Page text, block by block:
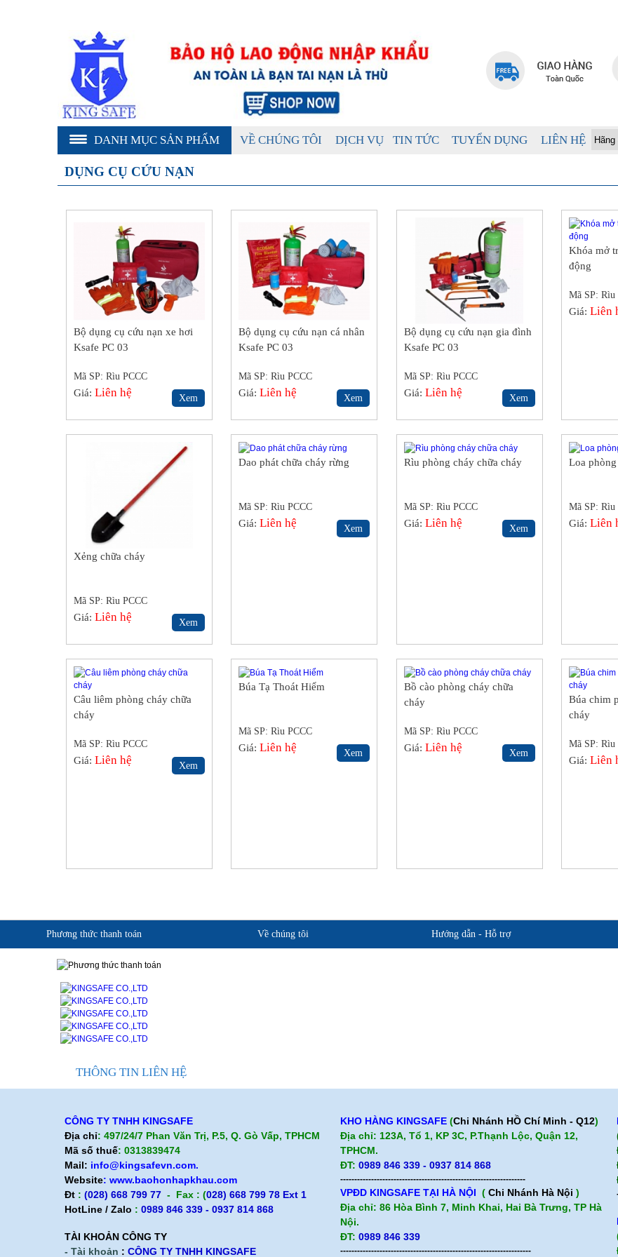
DANH MỤC SẢN PHẨM VỀ CHÚNG TÔI DỊCH VỤ TIN TỨC TUYỂN DỤNG LIÊN HỆ
DỤNG CỤ CỨU NẠN
Bộ dụng cụ cứu nạn xe hơi
Ksafe PC 03
Mã SP: Rìu PCCC
Giá: Liên hệ Xem
Bộ dụng cụ cứu nạn cá nhân
Ksafe PC 03
Mã SP: Rìu PCCC
Giá:Liên hệ Xem
Bộ dụng cụ cứu nạn gia đình
Ksafe PC 03
Mã SP: Rìu PCCC
Giá: Liên hệ Xem
Khóa mở
động
Mã SP: Rìu
Giá:Liên
Xẻng chữa cháy
Mã SP: Rìu PCCC
Giá: Liên hệ Xem
Dao phát chữa cháy rừng
Mã SP: Rìu PCCC
Giá:Liên hệ Xem
Rìu phòng cháy chữa cháy
Mã SP: Rìu PCCC
Giá: Liên hệ Xem
Loa
Mã SP: Rìu
Giá:Liên
Câu liêm phòng cháy chữa
cháy
Mã SP: Rìu PCCC
Giá: Liên hệ Xem
Búa Tạ Thoát Hiểm
Mã SP: Rìu PCCC
Giá:Liên hệ Xem
Bồ cào phòng cháy chữa
cháy
Mã SP: Rìu PCCC
Giá: Liên hệ Xem
Búa chim
cháy
Mã SP: Rìu
Giá:Liên
Phương thức thanh toán Về chúng tôi Hướng dẫn - Hỗ trợ
THÔNG TIN LIÊN HỆ
CÔNG TY TNHH KINGSAFE
Địa chỉ: 497/24/7 Phan Văn Trị, P.5, Q. Gò Vấp, TPHCM
Mã số thuế: 0313839474
Mail: info@kingsafevn.com.
Website: www.baohonhapkhau.com
Đt : (028) 668 799 77 - Fax : (028) 668 799 78 Ext 1
HotLine / Zalo : 0989 846 339 - 0937 814 868
TÀI KHOẢN CÔNG TY
- Tài khoản : CÔNG TY TNHH KINGSAFE
KHO HÀNG KINGSAFE(Chi Nhánh HỒ Chí Minh - Q12)
Địa chỉ: 123A, Tổ 1, KP 3C, P.Thạnh Lộc, Quận 12,
TPHCM.
ĐT:0989 846 339 - 0937 814 868
------------------------------------------------------------------
VPĐD KINGSAFE TẠI HÀ NỘI (Chi Nhánh Hà Nội)
Địa chỉ: 86 Hòa Bình 7, Minh Khai, Hai Bà Trưng, TP Hà
Nội.
ĐT:0989 846 339
--------------------------------------------------------------------